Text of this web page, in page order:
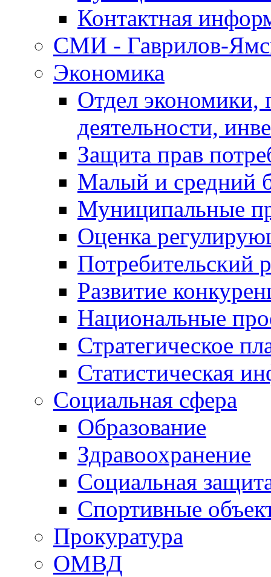
Контактная
СМИ - Гаврилов-
Экономика
Отдел экономики,
деятельности,
Защита прав
Малый и средний
Муниципальные
Оценка
Потребительский
Развитие
Национальные
Стратегическое
Статистическая
Социальная сфера
Образование
Здравоохранение
Социальная
Спортивные
Прокуратура
ОМВД